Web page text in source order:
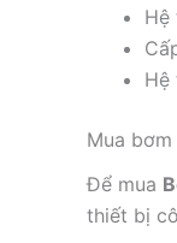
Hệ
Hệ
Mua
Để mua
thiết bị